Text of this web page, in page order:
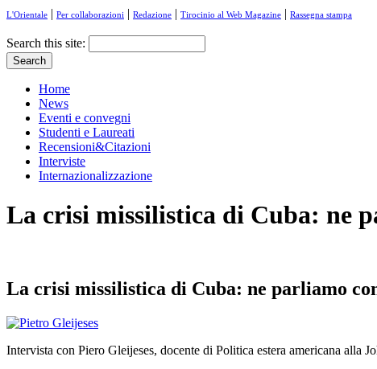
L'Orientale | Per collaborazioni | Redazione | Tirocinio al Web Magazine | Rassegna stampa
Search this site:
Home
News
Eventi e convegni
Studenti e Laureati
Recensioni&Citazioni
Interviste
Internazionalizzazione
La crisi missilistica di Cuba: ne
La crisi missilistica di Cuba: ne parliamo
Intervista con Piero Gleijeses, docente di Politica estera americana alla